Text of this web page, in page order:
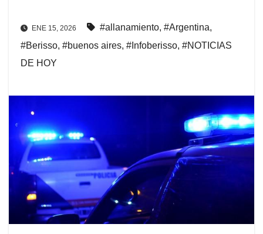
ENE 15, 2026 #allanamiento, #Argentina,
#Berisso, #buenos aires, #Infoberisso, #NOTICIAS
DE HOY